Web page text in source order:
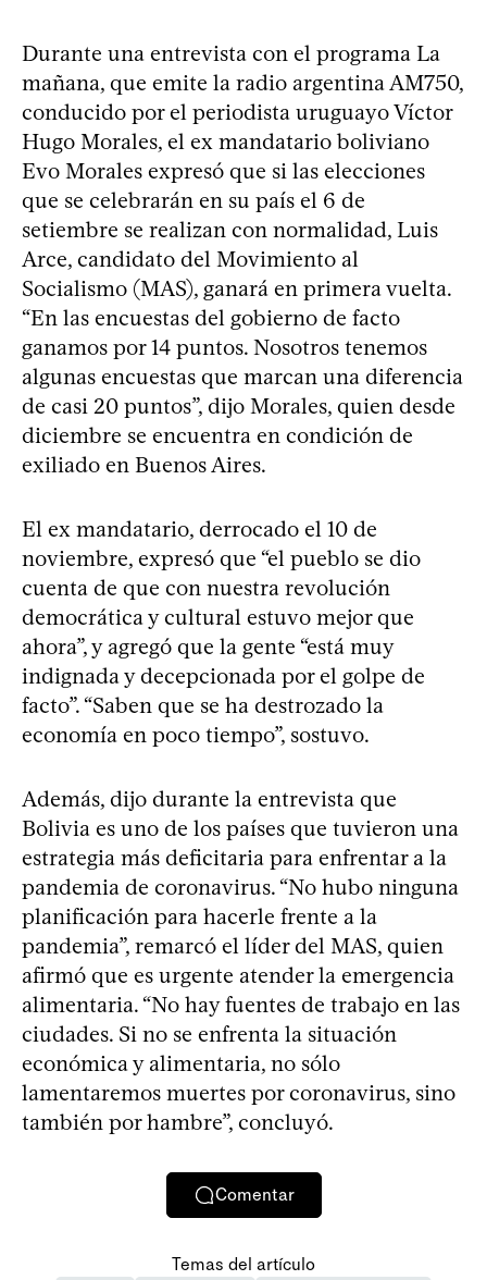
Durante una entrevista con el programa La
mañana, que emite la radio argentina AM750,
conducido por el periodista uruguayo Víctor
Hugo Morales, el ex mandatario boliviano
Evo Morales expresó que si las elecciones
que se celebrarán en su país el 6 de
setiembre se realizan con normalidad, Luis
Arce, candidato del Movimiento al
Socialismo (MAS), ganará en primera vuelta.
“En las encuestas del gobierno de facto
ganamos por 14 puntos. Nosotros tenemos
algunas encuestas que marcan una diferencia
de casi 20 puntos”, dijo Morales, quien desde
diciembre se encuentra en condición de
exiliado en Buenos Aires.
El ex mandatario, derrocado el 10 de
noviembre, expresó que “el pueblo se dio
cuenta de que con nuestra revolución
democrática y cultural estuvo mejor que
ahora”, y agregó que la gente “está muy
indignada y decepcionada por el golpe de
facto”. “Saben que se ha destrozado la
economía en poco tiempo”, sostuvo.
Además, dijo durante la entrevista que
Bolivia es uno de los países que tuvieron una
estrategia más deficitaria para enfrentar a la
pandemia de coronavirus. “No hubo ninguna
planificación para hacerle frente a la
pandemia”, remarcó el líder del MAS, quien
afirmó que es urgente atender la emergencia
alimentaria. “No hay fuentes de trabajo en las
ciudades. Si no se enfrenta la situación
económica y alimentaria, no sólo
lamentaremos muertes por coronavirus, sino
también por hambre”, concluyó.
Comentar
Temas del artículo